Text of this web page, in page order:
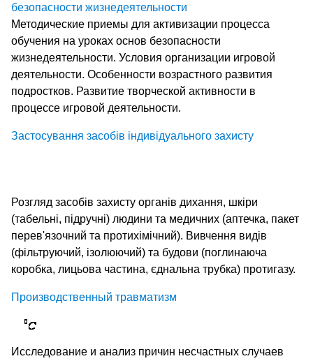
безопасности жизнедеятельности
Методические приемы для активизации процесса
обучения на уроках основ безопасности
жизнедеятельности. Условия организации игровой
деятельности. Особенности возрастного развития
подростков. Развитие творческой активности в
процессе игровой деятельности.
Застосування засобів індивідуального захисту
Розгляд засобів захисту органів дихання, шкіри
(табельні, підручні) людини та медичних (аптечка, пакет
перев'язочний та протихімічний). Вивчення видів
(фільтруючий, ізолюючий) та будови (поглинаюча
коробка, лицьова частина, єднальна трубка) протигазу.
Производственный травматизм
Исследование и анализ причин несчастных случаев